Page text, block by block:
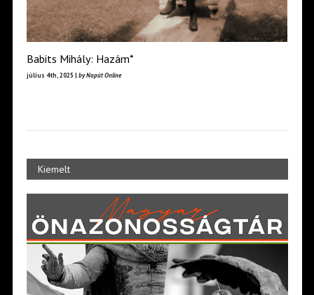
Babits Mihály: Hazám*
július 4th, 2025 | by Napút Online
Kiemelt